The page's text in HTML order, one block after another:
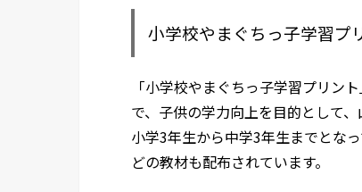
小学校やまぐちっ子学習プ
「小学校やまぐちっ子学習プリン
で、子供の学力向上を目的として
小学3年生から中学3年生までとな
どの教材も配布されています。